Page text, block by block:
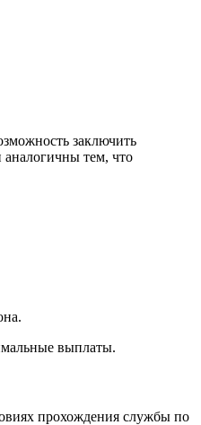
заключить
тем, что
выплаты.
прохождения службы по